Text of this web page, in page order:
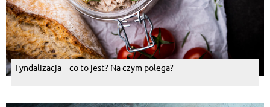
Tyndalizacja – co to jest? Na czym polega?